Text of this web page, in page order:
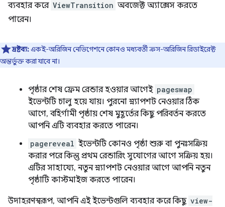
ব্যবহার করে ViewTransition অবজেক্ট অ্যাক্সেস করতে
পারেন।
দ্রষ্টব্য:একই-অরিজিন নেভিগেশনে কোনও মধ্যবর্তী ক্রস-অরিজিন রিডাইরেক্ট
অন্তর্ভুক্ত করা যাবে না।
পৃষ্ঠার শেষ ফ্রেম রেন্ডার হওয়ার আগেই pageswap
ইভেন্টটি চালু হয়ে যায়। পুরনো স্ন্যাপশট নেওয়ার ঠিক
আগে, বহির্গামী পৃষ্ঠায় শেষ মুহূর্তের কিছু পরিবর্তন করতে
আপনি এটি ব্যবহার করতে পারেন।
pagereveal ইভেন্টটি কোনও পৃষ্ঠা শুরু বা পুনঃসক্রিয়
করার পরে কিন্তু প্রথম রেন্ডারিং সুযোগের আগে সক্রিয় হয়।
এটির সাহায্যে, নতুন স্ন্যাপশট নেওয়ার আগে আপনি নতুন
পৃষ্ঠাটি কাস্টমাইজ করতে পারেন।
উদাহরণস্বরূপ, আপনি এই ইভেন্টগুলি ব্যবহার করে কিছু view-